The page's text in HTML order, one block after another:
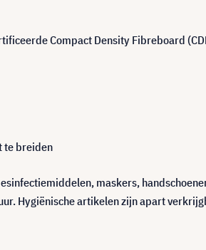
Compact Density Fibreboard
te breiden
maskers,
Hygiënische artikelen zijn apart